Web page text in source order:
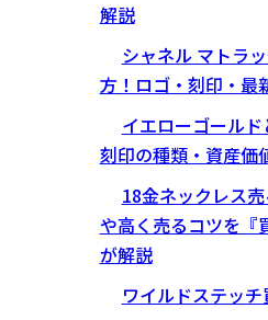
解説
シャネル マトラ
方！ロゴ・刻印・最
イエローゴールド
刻印の種類・資産価
18金ネックレス
や高く売るコツを『
が解説
ワイルドステッチ